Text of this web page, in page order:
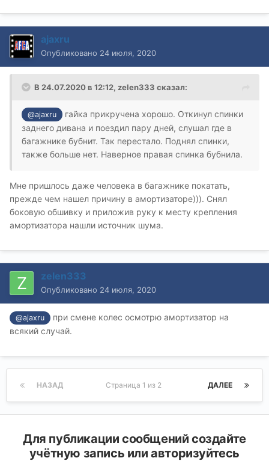
ajaxru
Опубликовано 24 июля, 2020
В 24.07.2020 в 12:12, zelen333 сказал:
@ajaxru
гайка прикручена хорошо. Откинул спинки
заднего дивана и поездил пару дней, слушал где в
багажнике бубнит. Так перестало. Поднял спинки,
также больше нет. Наверное правая спинка бубнила.
Мне пришлось даже человека в багажнике покатать,
прежде чем нашел причину в амортизаторе))). Снял
боковую обшивку и приложив руку к месту крепления
амортизатора нашли источник шума.
zelen333
Опубликовано 24 июля, 2020
@ajaxru
при смене колес осмотрю амортизатор на
всякий случай.
НАЗАД ДАЛЕЕ
Страница 1 из 2
Для публикации сообщений создайте
учётную запись или авторизуйтесь